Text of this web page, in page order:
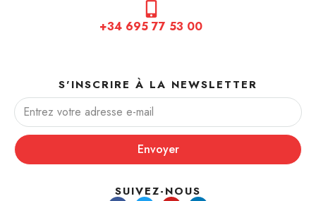
+34 695 77 53 00
S'INSCRIRE À LA NEWSLETTER
Envoyer
SUIVEZ-NOUS